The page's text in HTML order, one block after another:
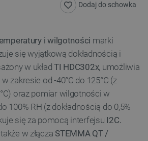
Dodaj do schowka
i wilgotności marki
się wyjątkową dokładnością i
w układTI HDC302x, umożliwia
zakresie od -40°C do 125°C (z
oraz pomiar wilgotności w
100% RH (z dokładnością do 0,5%
się za pomocą interfejsu I2C.
w złącza STEMMA QT /